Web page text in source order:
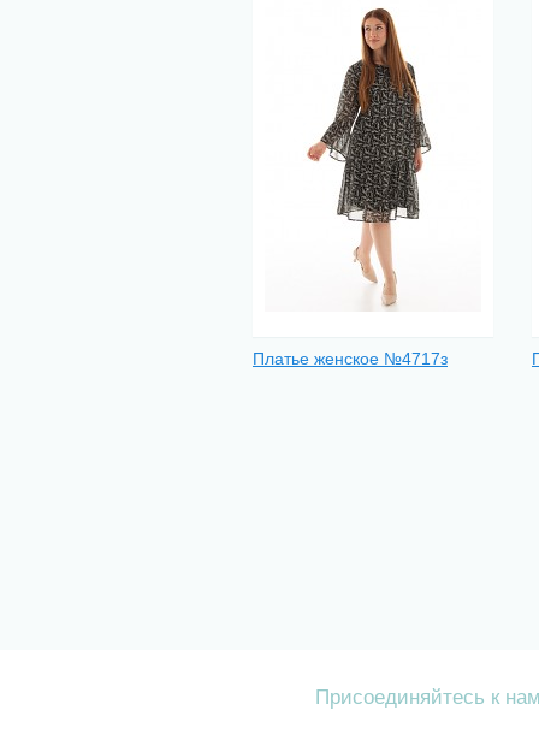
Платье женское №4717з
Присоединяйтесь к